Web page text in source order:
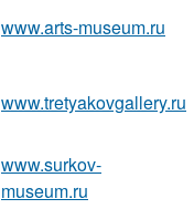
www.arts-museum.ru
www.tretyakovgallery.ru
www.surkov-
museum.ru